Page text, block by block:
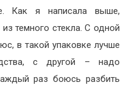
Как я написала выше,
темного стекла. С одной
в такой упаковке лучше
с другой – надо
раз боюсь разбить